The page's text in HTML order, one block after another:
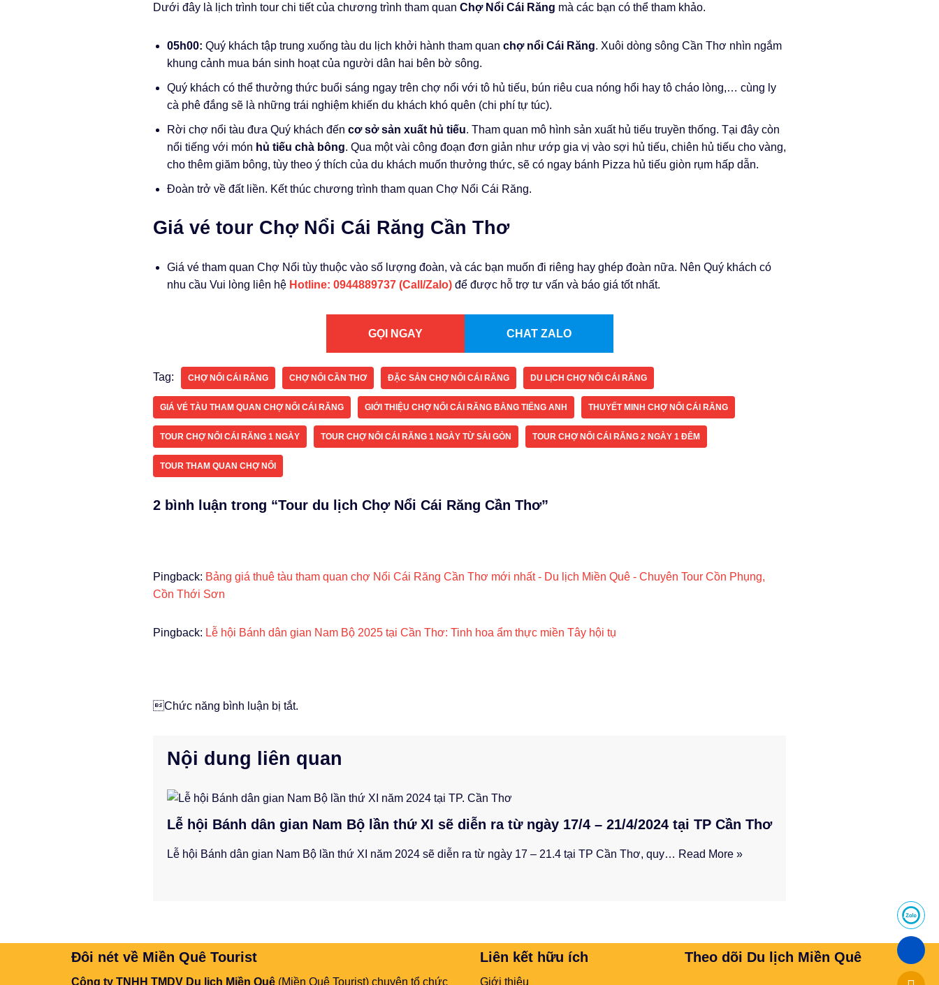
Dưới đây là lịch trình tour chi tiết của chương trình tham quan Chợ Nổi Cái Răng mà các bạn có thể tham khảo.
05h00: Quý khách tập trung xuống tàu du lịch khởi hành tham quan chợ nổi Cái Răng. Xuôi dòng sông Cần Thơ nhìn ngắm
khung cảnh mua bán sinh hoạt của người dân hai bên bờ sông.
Quý khách có thể thưởng thức buổi sáng ngay trên chợ nổi với tô hủ tiếu, bún riêu cua nóng hổi hay tô cháo lòng,… cùng ly
cà phê đắng sẽ là những trái nghiệm khiến du khách khó quên (chi phí tự túc).
Rời chợ nổi tàu đưa Quý khách đến cơ sở sản xuất hủ tiếu. Tham quan mô hình sản xuất hủ tiếu truyền thống. Tại đây còn
nổi tiếng với món hủ tiếu chà bông. Qua một vài công đoạn đơn giản như ướp gia vị vào sợi hủ tiếu, chiên hủ tiếu cho vàng,
cho thêm giăm bông, tùy theo ý thích của du khách muốn thưởng thức, sẽ có ngay bánh Pizza hủ tiếu giòn rụm hấp dẫn.
Đoàn trở về đất liền. Kết thúc chương trình tham quan Chợ Nổi Cái Răng.
Giá vé tour Chợ Nổi Cái Răng Cần Thơ
Giá vé tham quan Chợ Nổi tùy thuộc vào số lượng đoàn, và các bạn muốn đi riêng hay ghép đoàn nữa. Nên Quý khách có
nhu cầu Vui lòng liên hệ Hotline: 0944889737 (Call/Zalo) để được hỗ trợ tư vấn và báo giá tốt nhất.
GỌI NGAY CHAT ZALO
Tag: CHỢ NỔI CÁI RĂNG CHỢ NỔI CẦN THƠ ĐẶC SẢN CHỢ NỔI CÁI RĂNG DU LỊCH CHỢ NỔI CÁI RĂNG
GIÁ VÉ TÀU THAM QUAN CHỢ NỔI CÁI RĂNG GIỚI THIỆU CHỢ NỔI CÁI RĂNG BẰNG TIẾNG ANH THUYẾT MINH CHỢ NỔI CÁI RĂNG
TOUR CHỢ NỔI CÁI RĂNG 1 NGÀY TOUR CHỢ NỔI CÁI RĂNG 1 NGÀY TỪ SÀI GÒN TOUR CHỢ NỔI CÁI RĂNG 2 NGÀY 1 ĐÊM
TOUR THAM QUAN CHỢ NỔI
2 bình luận trong “Tour du lịch Chợ Nổi Cái Răng Cần Thơ”
Pingback: Bảng giá thuê tàu tham quan chợ Nổi Cái Răng Cần Thơ mới nhất - Du lịch Miền Quê - Chuyên Tour Cồn Phụng,
Cồn Thới Sơn
Pingback: Lễ hội Bánh dân gian Nam Bộ 2025 tại Cần Thơ: Tinh hoa ẩm thực miền Tây hội tụ
Chức năng bình luận bị tắt.
Nội dung liên quan
Lễ hội Bánh dân gian Nam Bộ lần thứ XI sẽ diễn ra từ ngày 17/4 – 21/4/2024 tại TP Cần Thơ
Lễ hội Bánh dân gian Nam Bộ lần thứ XI năm 2024 sẽ diễn ra từ ngày 17 – 21.4 tại TP Cần Thơ, quy… Read More »
Đôi nét về Miền Quê Tourist
Công ty TNHH TMDV Du lịch Miền Quê (Miền Quê Tourist) chuyên tổ chức
Liên kết hữu ích
Giới thiệu
Theo dõi Du lịch Miền Quê